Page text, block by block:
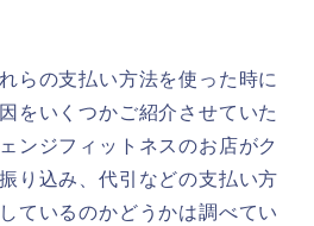
らの支払い方法を使った時に
をいくつかご紹介させていた
ンジフィットネスのお店がク
り込み、代引などの支払い方
ているのかどうかは調べてい